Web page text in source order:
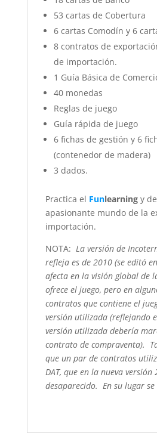
53 cartas de Cobertura
6 cartas Comodín y 6
8 contratos de
de importación.
1 Guía Básica de
40 monedas
Reglas de juego
Guía rápida de juego
6 fichas de gestión y 6
(contenedor de madera)
3 dados.
Practica el Funlearningy
apasionante mundo de la
importación.
NOTA: La versión de
refleja es de 2010 (se editó
afecta en la visión global de
ofrece el juego, pero en
contratos que contiene el
versión utilizada (reflejando
versión utilizada debería
contrato de compraventa).
que un par de contratos
DAT, que en la nueva versión
desaparecido. En su lugar